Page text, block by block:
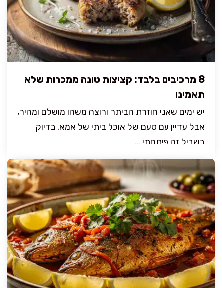
8 מרכיבים בלבד: קציצות טונה ממכרות שלא
תאמינו
יש ימים שאני חוזרת הביתה ורוצה משהו מושלם ומהיר,
אבל עדיין עם טעם של אוכל ביתי של אמא. בדיוק
בשביל זה פיתחתי ...